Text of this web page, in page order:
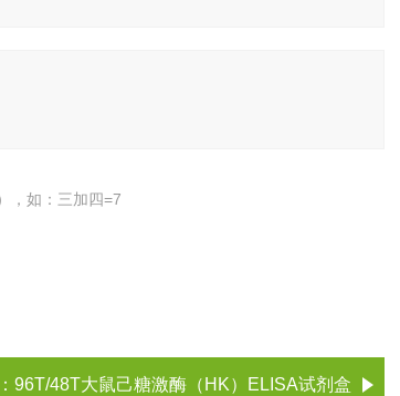
，如：三加四=7
96T/48T大鼠己糖激酶（HK）ELISA试剂盒